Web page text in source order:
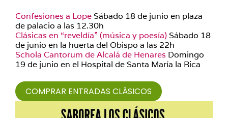
Confesiones a Lope Sábado 18 de junio en plaza
de palacio a las 12.30h
Clásicas en “reveldía” (música y poesía) Sábado 18
de junio en la huerta del Obispo a las 22h
Schola Cantorum de Alcalá de Henares Domingo
19 de junio en el Hospital de Santa María la Rica
COMPRAR ENTRADAS CLÁSICOS